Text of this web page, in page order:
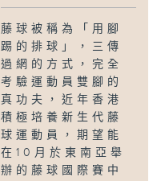
藤球被稱為「用腳
踢的排球」，三傳
過網的方式，完全
考驗運動員雙腳的
真功夫，近年香港
積極培養新生代藤
球運動員，期望能
在10月於東南亞舉
辦的藤球國際賽中